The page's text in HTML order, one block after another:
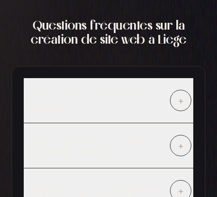
Questions fréquentes sur la
création de site web à Liege
+
+
+